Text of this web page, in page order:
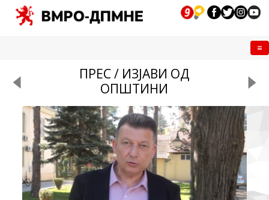
ПРЕС / ИЗЈАВИ ОД
ОПШТИНИ